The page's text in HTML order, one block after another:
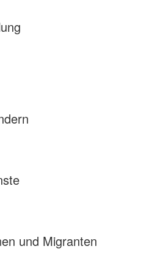
und Migranten